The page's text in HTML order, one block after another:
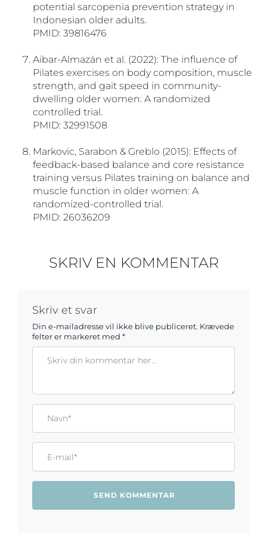
potential sarcopenia prevention strategy in
Indonesian older adults.
PMID: 39816476
Aibar-Almazán et al. (2022): The influence of
Pilates exercises on body composition, muscle
strength, and gait speed in community-
dwelling older women: A randomized
controlled trial.
PMID: 32991508
Markovic, Sarabon & Greblo (2015): Effects of
feedback-based balance and core resistance
training versus Pilates training on balance and
muscle function in older women: A
randomized-controlled trial.
PMID: 26036209
SKRIV EN KOMMENTAR
Skriv et svar
Din e-mailadresse vil ikke blive publiceret. Krævede
felter er markeret med *